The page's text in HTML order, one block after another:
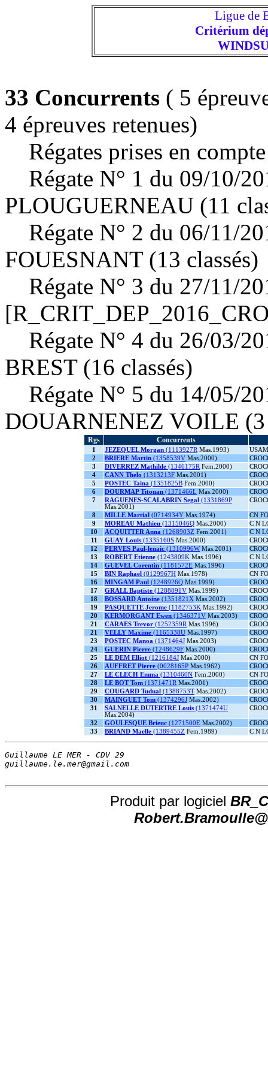
Ligue de
Critérium
33 Concurrents ( 5
4 épreuves retenues)
Régates prises en
Régate N° 1 du 09/10/
PLOUGUERNEAU (11
Régate N° 2 du 06/11/
FOUESNANT (13 classés)
Régate N° 3 du 27/11/
Régate N° 4 du 26/03/
BREST (16 classés)
Régate N° 5 du 14/05/
DOUARNENEZ VOILE (3
Rgs Concurrents
1 JEZEQUEL Morgan (1113927R Mas.1993)
2
BRIERE Martin (1358539V Mas.2000)
3
DIVERREZ Mathilde (1346175R Fem.2000)
4
CANN Thelo (1313213F Mas.2001)
5
POSTEC Taina (1351825B Fem.2000)
6
DOURMAP Titouan (1371466L Mas.2000)
7
RAGUENES-SCALABRIN Segal (1331869P
Mas.2001)
8 MILLE Martial (0714934Y Mas.1974)
CN
9
MOREAU Mathieu (1315046Q Mas.2000)
C N
10
ACQUITTER Anna (1268903Z Fem.2001)
C N
11
GUAY Louis (1335160S Mas.2000)
12
PERVES Paul-lenaic (1310996WMas.2001)
13
ROBERT Etienne (1243809K Mas.1996)
C N
14
GUEVEL Corentin (1181572E Mas.1996)
15
BIN Raphael (0129967H Mas.1978)
CN
16
MINGAM Paul (1248926Q Mas.1999)
17
GRALL Baptiste (1288891V Mas.1999)
18
BOSSARD Antoine (1351821X Mas.2002)
19
PASQUETTE Jerome (1182753K Mas.1992)
20
KERMORGANT Ewen (1346371V Mas.2003)
21
CARAES Trevor (1252359R Mas.1996)
21
VELLY Maxime (1165338U Mas.1997)
23
POSTEC Manoa (1371464J Mas.2003)
24
GUERIN Pierre (1248629F Mas.2000)
25
LE DEM Elliot (1216184J Mas.2000)
CN
26
AUFFRET Pierre (0028165P Mas.1962)
27
LE CLECH Emma (1310460N Fem.2000)
CN
28
LE BOT Tom (1371471R Mas.2001)
29
COUGARD Tudual (1388753T Mas.2002)
30
MAINGUET Tom (1374296J Mas.2002)
31
SALNELLE DUTERTRE Louis (1371474U
Mas.2004)
32 GOULESQUE Brieuc (1271500E Mas.2002)
33
BRIAND Maelle (1389455Z Fem.1989) C N
Guillaume LE MER - CDV 29
guillaume.le.mer@gmail.com
Produit par logiciel